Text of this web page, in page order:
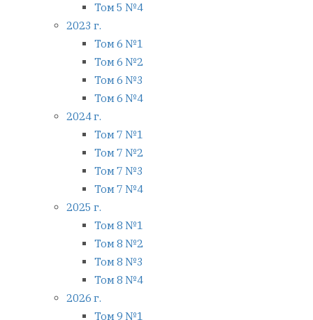
Том 5 №4
2023 г.
Том 6 №1
Том 6 №2
Том 6 №3
Том 6 №4
2024 г.
Том 7 №1
Том 7 №2
Том 7 №3
Том 7 №4
2025 г.
Том 8 №1
Том 8 №2
Том 8 №3
Том 8 №4
2026 г.
Том 9 №1